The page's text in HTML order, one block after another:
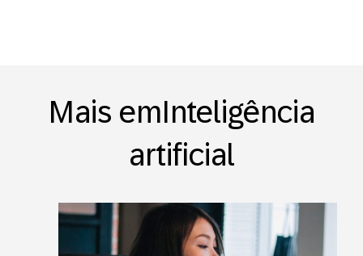
Mais emInteligência
artificial